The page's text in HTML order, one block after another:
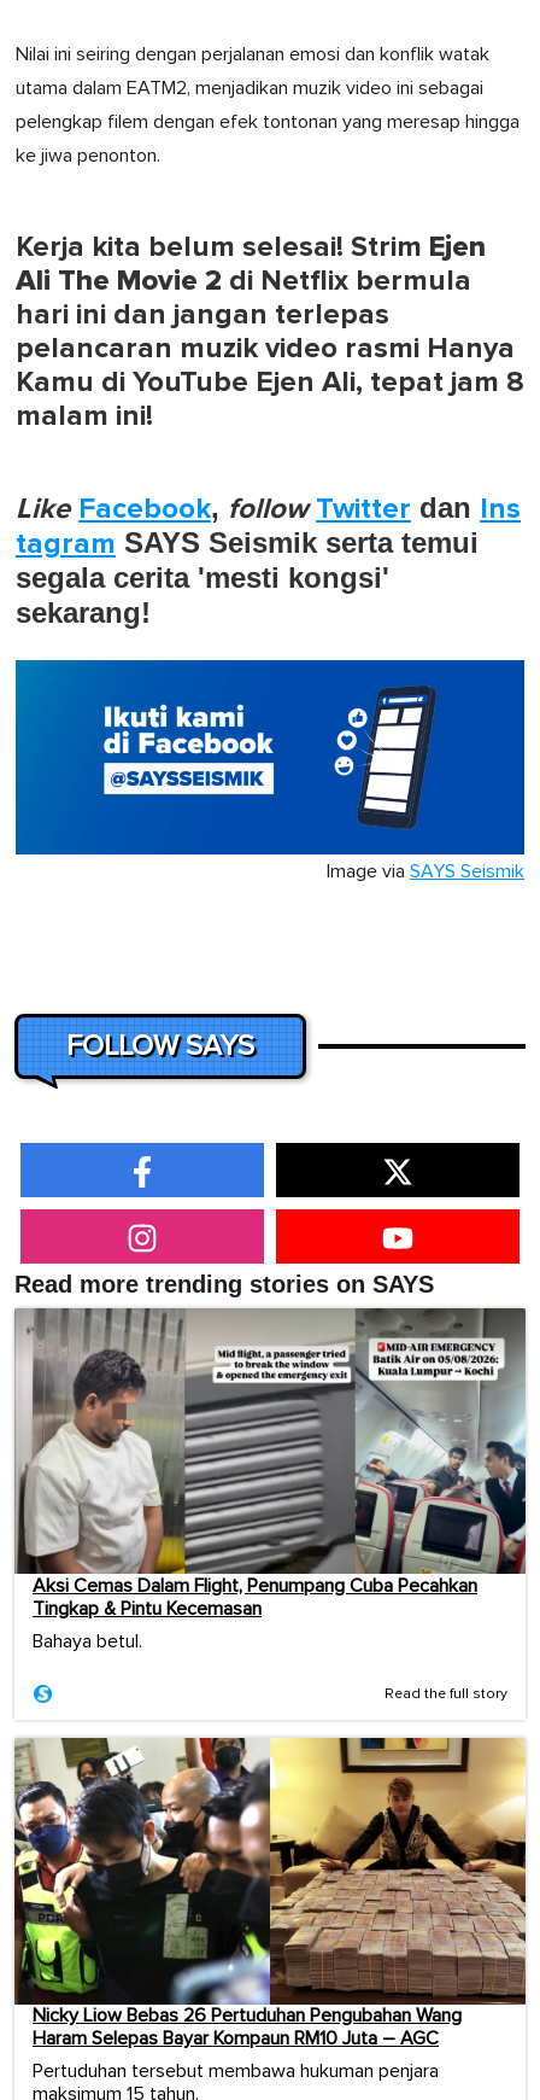
Nilai ini seiring dengan perjalanan emosi dan konflik watak
utama dalam EATM2, menjadikan muzik video ini sebagai
pelengkap filem dengan efek tontonan yang meresap hingga
ke jiwa penonton.
Kerja kita belum selesai! Strim Ejen
Ali The Movie 2 di Netflix bermula
hari ini dan jangan terlepas
pelancaran muzik video rasmi Hanya
Kamu di YouTube Ejen Ali, tepat jam 8
malam ini!
Like Facebook, follow Twitter dan Ins
tagram SAYS Seismik serta temui
segala cerita 'mesti kongsi'
sekarang!
Image via SAYS Seismik
FOLLOW SAYS
Read more trending stories on SAYS
Aksi Cemas Dalam Flight, Penumpang Cuba Pecahkan
Tingkap & Pintu Kecemasan
Bahaya betul.
Read the full story
Nicky Liow Bebas 26 Pertuduhan Pengubahan Wang
Haram Selepas Bayar Kompaun RM10 Juta – AGC
Pertuduhan tersebut membawa hukuman penjara
maksimum 15 tahun.